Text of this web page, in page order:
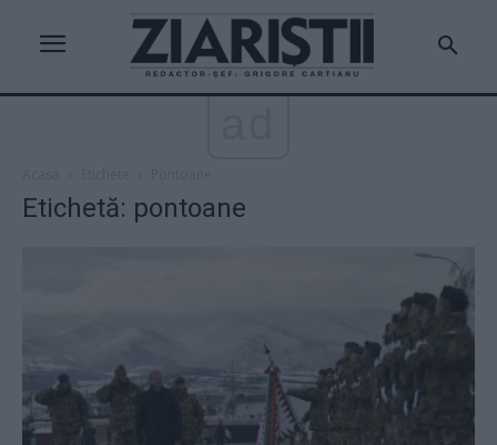
Etichetă: pontoane